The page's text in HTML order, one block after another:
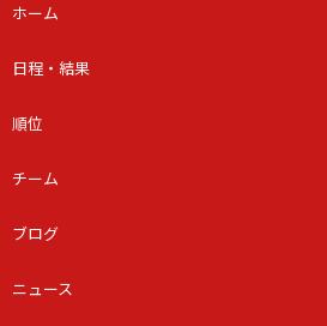
ホーム
日程・結果
順位
チーム
ブログ
ニュース